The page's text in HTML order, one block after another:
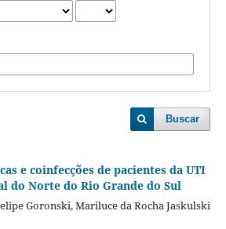
Buscar
e coinfecções de pacientes da UTI
do Norte do Rio Grande do Sul
Goronski, Mariluce da Rocha Jaskulski